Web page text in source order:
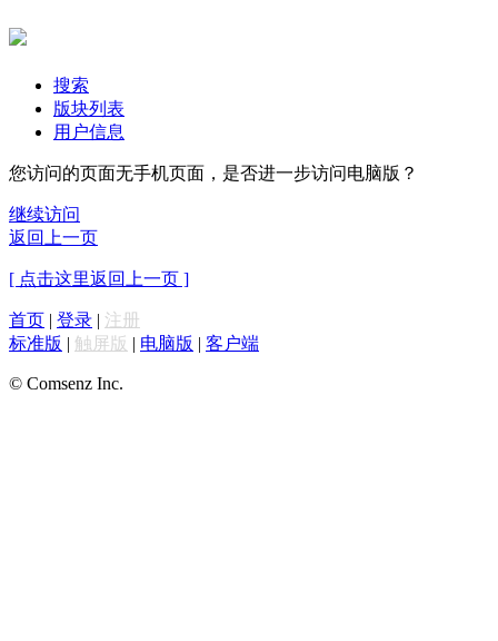
搜索
版块列表
用户信息
您访问的页面无手机页面，是否进一步访问电脑版？
继续访问
返回上一页
[ 点击这里返回上一页 ]
首页 | 登录 | 注册
标准版 | 触屏版 | 电脑版 | 客户端
© Comsenz Inc.